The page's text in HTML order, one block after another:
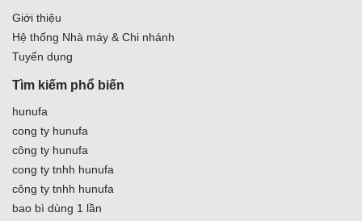
Giới thiệu
Hệ thống Nhà máy & Chi nhánh
Tuyển dụng
Tìm kiếm phổ biến
hunufa
cong ty hunufa
công ty hunufa
cong ty tnhh hunufa
công ty tnhh hunufa
bao bì dùng 1 lần